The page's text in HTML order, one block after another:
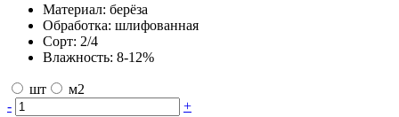
Материал: берёза
Обработка: шлифованная
Сорт: 2/4
Влажность: 8-12%
шт
м2
-
+